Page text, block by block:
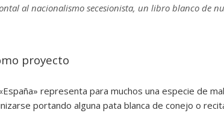
al nacionalismo secesionista, un libro blanco de
proyecto
representa para muchos una especie de
portando alguna pata blanca de conejo o